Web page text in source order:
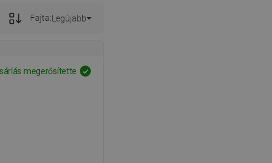
Fajta:Legújabb
megerősítette